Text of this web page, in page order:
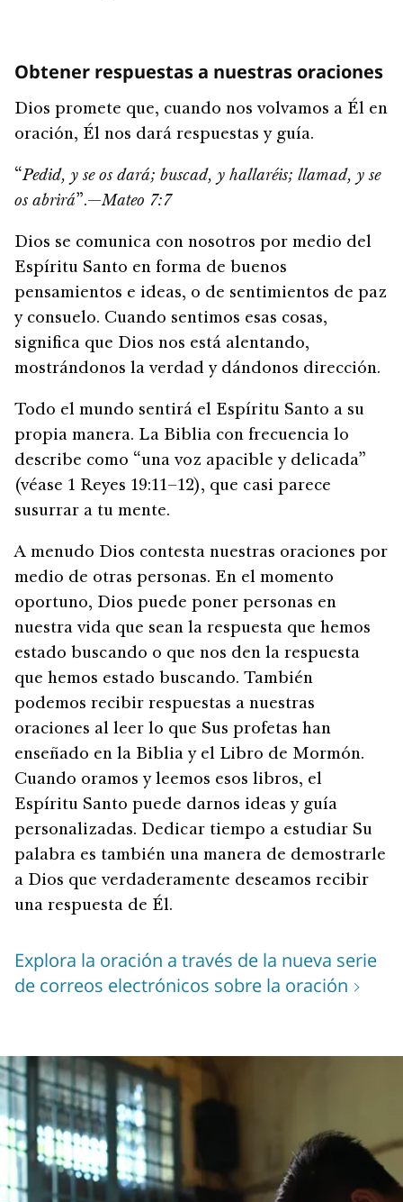
Obtener respuestas a nuestras oraciones
Dios promete que, cuando nos volvamos a Él en
oración, Él nos dará respuestas y guía.
“Pedid, y se os dará; buscad, y hallaréis; llamad, y se
os abrirá”.—Mateo 7:7
Dios se comunica con nosotros por medio del
Espíritu Santo en forma de buenos
pensamientos e ideas, o de sentimientos de paz
y consuelo. Cuando sentimos esas cosas,
significa que Dios nos está alentando,
mostrándonos la verdad y dándonos dirección.
Todo el mundo sentirá el Espíritu Santo a su
propia manera. La Biblia con frecuencia lo
describe como “una voz apacible y delicada”
(véase 1 Reyes 19:11–12), que casi parece
susurrar a tu mente.
A menudo Dios contesta nuestras oraciones por
medio de otras personas. En el momento
oportuno, Dios puede poner personas en
nuestra vida que sean la respuesta que hemos
estado buscando o que nos den la respuesta
que hemos estado buscando. También
podemos recibir respuestas a nuestras
oraciones al leer lo que Sus profetas han
enseñado en la Biblia y el Libro de Mormón.
Cuando oramos y leemos esos libros, el
Espíritu Santo puede darnos ideas y guía
personalizadas. Dedicar tiempo a estudiar Su
palabra es también una manera de demostrarle
a Dios que verdaderamente deseamos recibir
una respuesta de Él.
Explora la oración a través de la nueva serie
de correos electrónicos sobre la oración